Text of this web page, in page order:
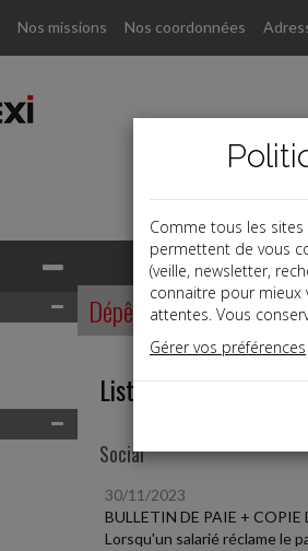
Nos missions Nos coordonnées
Dépêches
Liste des dernières
Social
30/11/2023
BULLETIN DE PAIE + COPIE
Lorsqu'un salarié réclame le
Comme tous les
permettent de vous
(veille, newsletter,
connaitre pour mieux
attentes. Vous
Gérer vos préférences